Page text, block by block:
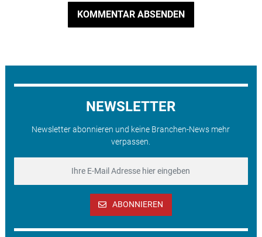
KOMMENTAR ABSENDEN
NEWSLETTER
Newsletter abonnieren und keine Branchen-News mehr
verpassen.
ABONNIEREN